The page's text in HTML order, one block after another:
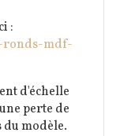
:
ronds-mdf-
d'échelle
perte de
modèle.